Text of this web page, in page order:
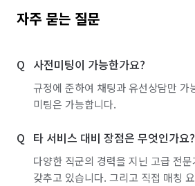
자주 묻는 질문
사전미팅이 가능한가요?
규정에 준하여 채팅과 유선상담만 가
미팅은 가능합니다.
타 서비스 대비 장점은 무엇인가요?
다양한 직군의 경력을 지닌 고급 전
갖추고 있습니다. 그리고 직접 매칭